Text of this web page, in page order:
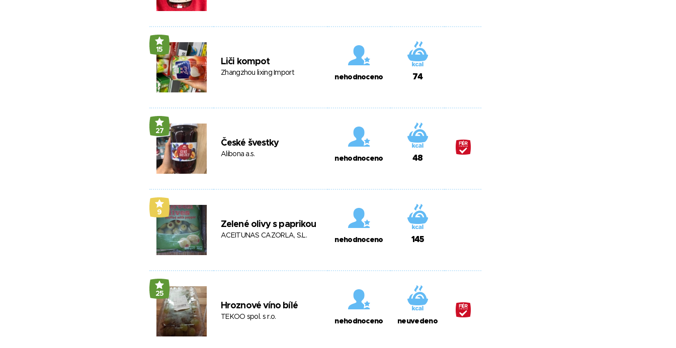
15
Liči kompot
Zhangzhou lixing Import
nehodnoceno 74
27
České švestky
Alibona a.s.
nehodnoceno 48
9
Zelené olivy s paprikou
ACEITUNAS CAZORLA, S.L.
nehodnoceno 145
25
Hroznové víno bílé
TEKOO spol. s r.o.
nehodnoceno neuvedeno